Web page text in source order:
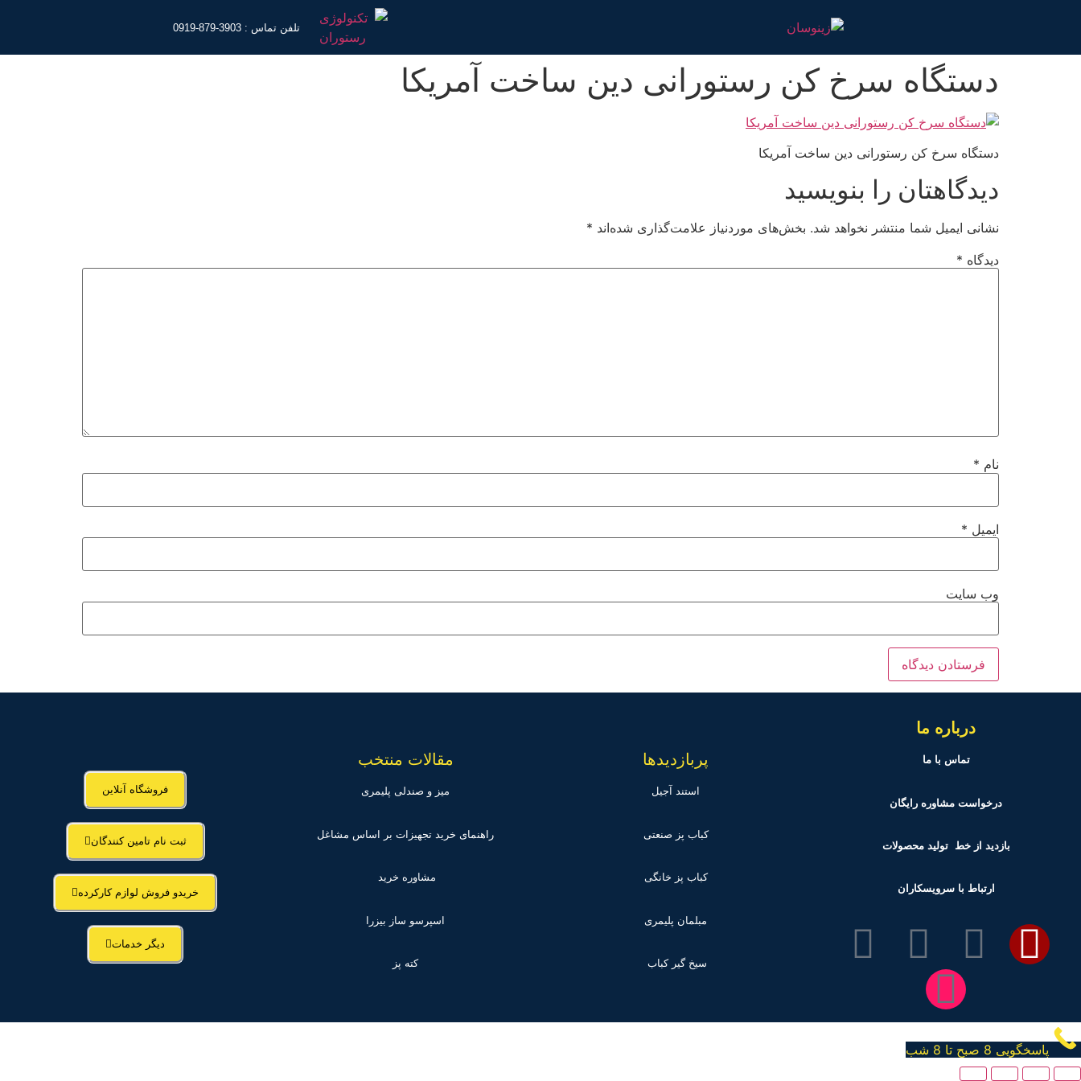
تلفن تماس : 3903-879-0919
دستگاه سرخ کن رستورانی دین ساخت آمریکا
دستگاه سرخ کن رستورانی دین ساخت آمریکا
دیدگاهتان را بنویسید
نشانی ایمیل شما منتشر نخواهد شد. بخش‌های موردنیاز علامت‌گذاری شده‌اند *
دیدگاه *
نام *
ایمیل *
وب‌ سایت
درباره ما
تماس با ما
درخواست مشاوره رایگان
بازدید از خط تولیدمحصولات
ارتباط با سرویسکاران
پربازدیدها
استند آجیل
کباب پز صنعتی
کباب پز خانگی
مبلمان پلیمری
سیخ گیر کباب
مقالات منتخب
میز و صندلی پلیمری
راهنمای خرید تجهیزات بر اساس مشاغل
مشاوره خرید
اسپرسو ساز بیزرا
کته پز
فروشگاه آنلاین
ثبت نام تامین کنندگان
خریدو فروش لوازم کارکرده
دیگر خدمات
پاسخگویی 8 صبح تا 8 شب